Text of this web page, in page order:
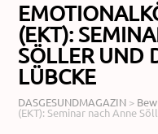
(EKT):
SÖLLER UND
LÜBCKE
DASGESUNDMAGAZIN >
(EKT): Seminar nach Anne